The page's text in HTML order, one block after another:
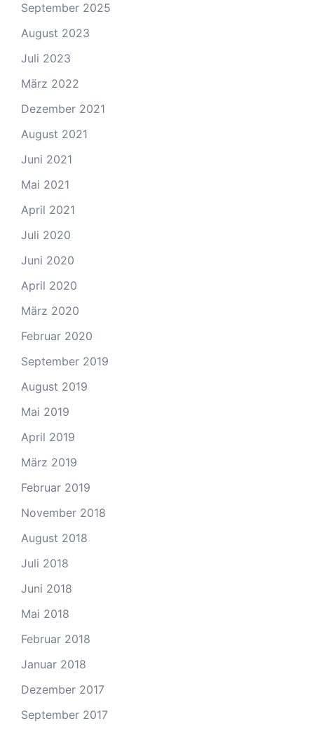
September 2025
August 2023
Juli 2023
März 2022
Dezember 2021
August 2021
Juni 2021
Mai 2021
April 2021
Juli 2020
Juni 2020
April 2020
März 2020
Februar 2020
September 2019
August 2019
Mai 2019
April 2019
März 2019
Februar 2019
November 2018
August 2018
Juli 2018
Juni 2018
Mai 2018
Februar 2018
Januar 2018
Dezember 2017
September 2017